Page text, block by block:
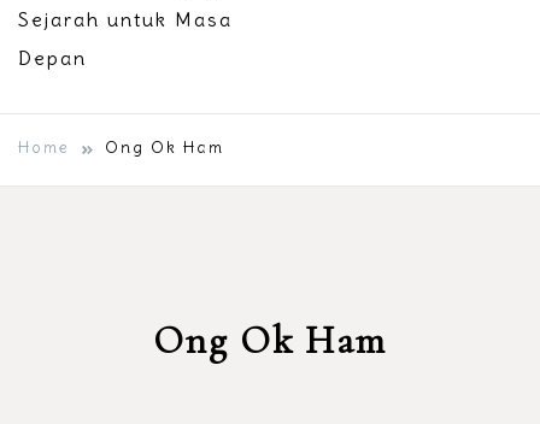
Sejarah untuk Masa
Depan
Home Ong Ok Ham
Ong Ok Ham